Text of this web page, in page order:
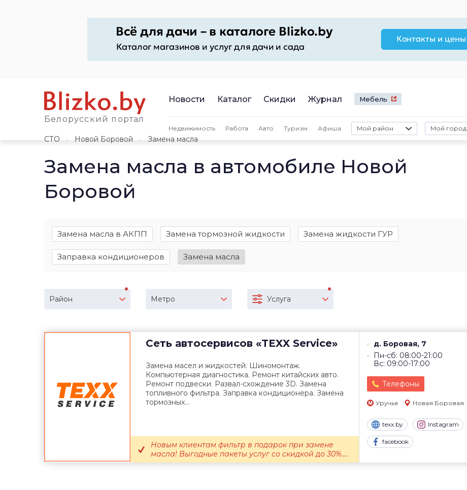
Белорусский портал
Новости Каталог Скидки Журнал Мебель
Недвижимость Работа Авто Туризм Афиша Мой район Мой город
СТО
Новой Боровой Замена масла
Замена масла в автомобиле Новой
Боровой
Замена масла в АКПП Замена тормозной жидкости Замена жидкости ГУР
Заправка кондиционеров Замена масла
Район Метро Услуга
Сеть автосервисов «TEXX Service»
д. Боровая, 7
Пн-сб: 08:00-21:00
Вс: 09:00-17:00
Телефоны
Уручье Новая Боровая
texx.by Instagram
facebook
Замена масел и жидкостей. Шиномонтаж.
Компьютерная диагностика. Ремонт китайских авто.
Ремонт подвески. Развал-схождение 3D. Замена
топливного фильтра. Заправка кондиционера. Замена
тормозных...
Новым клиентам фильтр в подарок при замене
масла! Выгодные пакеты услуг со скидкой до 30%....